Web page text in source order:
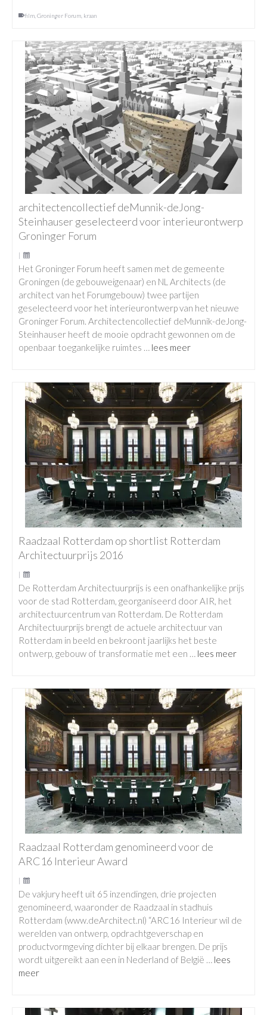
film Groninger Forum kraan
architectencollectief deMunnik-deJong-
Steinhauser geselecteerd voor interieurontwerp
Groninger Forum
|
Het Groninger Forum heeft samen met de gemeente
Groningen (de gebouweigenaar) en NL Architects (de
architect van het Forumgebouw) twee partijen
geselecteerd voor het interieurontwerp van het nieuwe
Groninger Forum. Architectencollectief deMunnik-deJong-
Steinhauser heeft de mooie opdracht gewonnen om de
openbaar toegankelijke ruimtes … lees meer
Raadzaal Rotterdam op shortlist Rotterdam
Architectuurprijs 2016
|
De Rotterdam Architectuurprijs is een onafhankelijke prijs
voor de stad Rotterdam, georganiseerd door AIR, het
architectuurcentrum van Rotterdam. De Rotterdam
Architectuurprijs brengt de actuele architectuur van
Rotterdam in beeld en bekroont jaarlijks het beste
ontwerp, gebouw of transformatie met een … lees meer
Raadzaal Rotterdam genomineerd voor de
ARC16 Interieur Award
|
De vakjury heeft uit 65 inzendingen, drie projecten
genomineerd, waaronder de Raadzaal in stadhuis
Rotterdam (www.deArchitect.nl) “ARC16 Interieur wil de
werelden van ontwerp, opdrachtgeverschap en
productvormgeving dichter bij elkaar brengen. De prijs
wordt uitgereikt aan een in Nederland of België … lees
meer